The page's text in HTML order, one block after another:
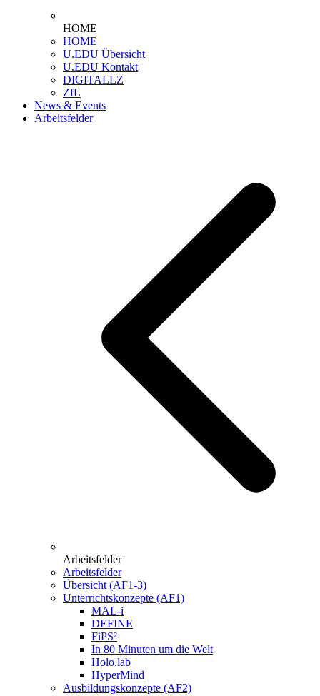
HOME
HOME
U.EDU Übersicht
U.EDU Kontakt
DIGITALLZ
ZfL
News & Events
Arbeitsfelder
Arbeitsfelder
Arbeitsfelder
Übersicht (AF1-3)
Unterrichtskonzepte (AF1)
MAL-i
DEFINE
FiPS²
In 80 Minuten um die Welt
Holo.lab
HyperMind
Ausbildungskonzepte (AF2)